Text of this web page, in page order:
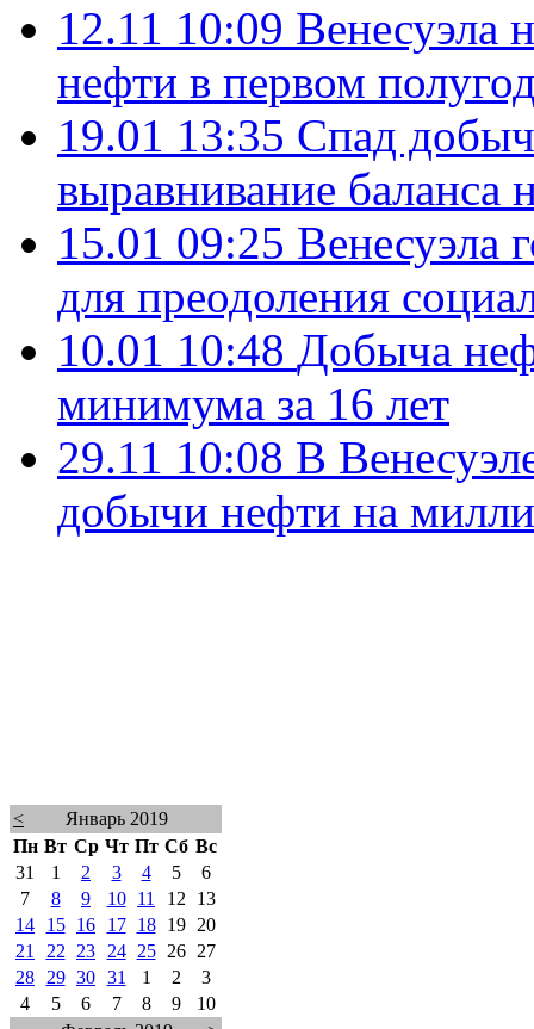
12.11 10:09 Венесуэла
нефти в первом
19.01 13:35 Спад
выравнивание
15.01 09:25 Венесуэла
для преодоления
10.01 10:48 Добыча
минимума за 16 лет
29.11 10:08 В
добычи нефти на
<
Январь 2019
Пн Вт Ср Чт Пт Сб Вс
31
1 2 3 4 5
6
7
8 9 10 11 12
13
14
15 16 17 18 19
20
21
22 23 24 25 26
27
28
29 30 31 1 2
3
4
5 6 7 8 9
10